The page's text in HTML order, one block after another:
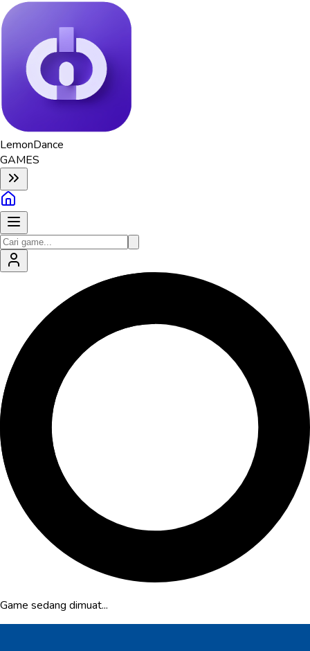
LemonDance
GAMES
Game sedang dimuat...